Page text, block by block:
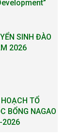
SINH ĐÀO
2026
TỔ
BỔNG NAGAO
2026